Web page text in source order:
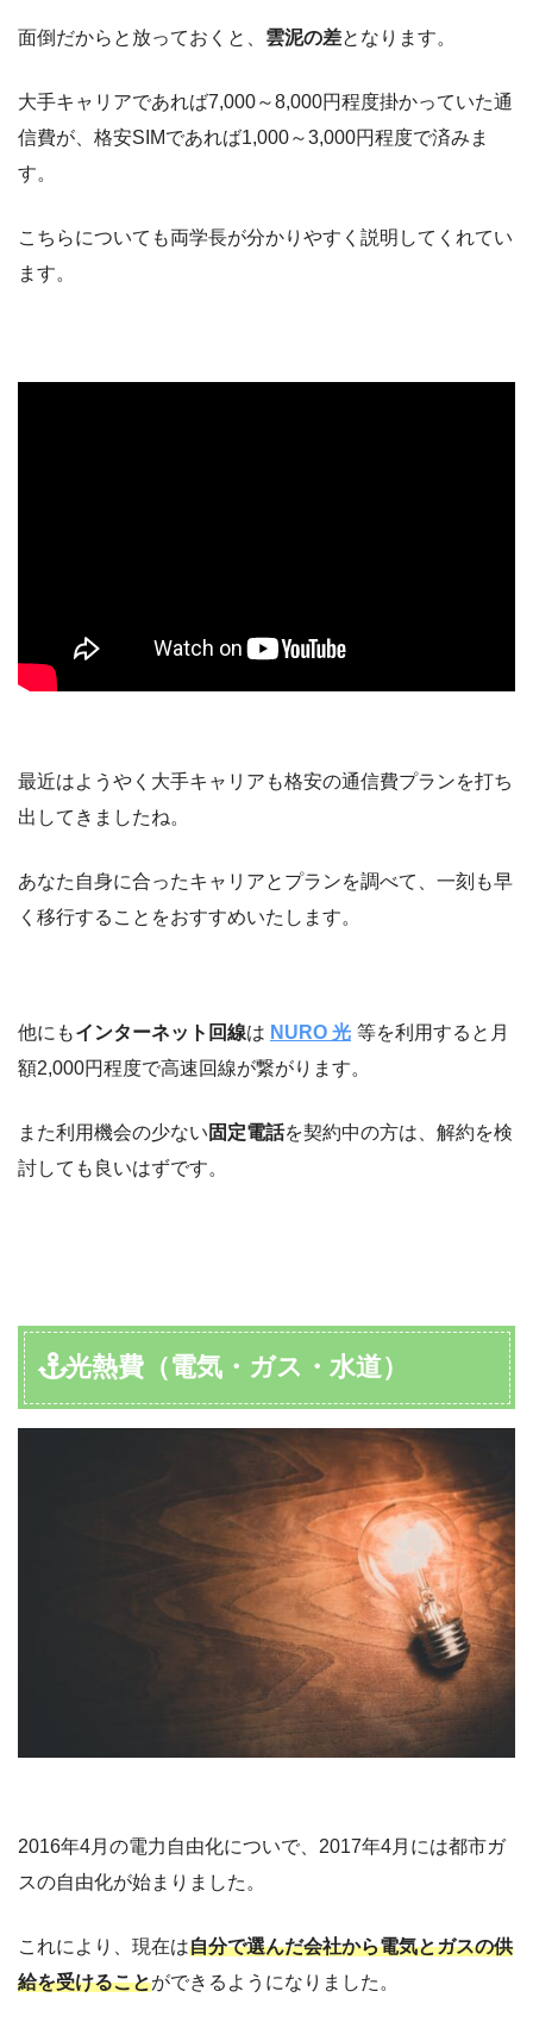
面倒だからと放っておくと、 雲泥の差となります。
大手キャリアであれば7,000～8,000円程度掛かっていた通
信費が、格安SIMであれば1,000～3,000円程度で済みま
す。
こちらについても両学長が分かりやすく説明してくれてい
ます。
最近はようやく大手キャリアも格安の通信費プランを打ち
出してきましたね。
あなた自身に合ったキャリアとプランを調べて、一刻も早
く移行することをおすすめいたします。
他にもインターネット回線は NURO 光 等を利用すると月
額2,000円程度で高速回線が繋がります。
また利用機会の少ない 固定電話を契約中の方は、解約を検
討しても良いはずです。
光熱費（電気・ガス・水道）
2016年4月の電力自由化についで、2017年4月には都市ガ
スの自由化が始まりました。
これにより、現在は自分で選んだ会社から電気とガスの供
給を受けることができるようになりました。